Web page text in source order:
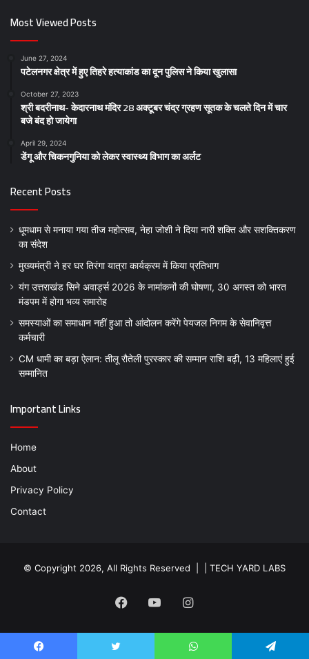
Most Viewed Posts
June 27, 2024
पटेलनगर क्षेत्र में हुए तिहरे हत्याकांड का दून पुलिस ने किया खुलासा
October 27, 2023
श्री बदरीनाथ- केदारनाथ मंदिर 28 अक्टूबर चंद्र ग्रहण सूतक के चलते दिन में चार
बजे बंद हो जायेगा
April 29, 2024
डेंगू और चिकनगुनिया को लेकर स्वास्थ्य विभाग का अर्लट
Recent Posts
धूमधाम से मनाया गया तीज महोत्सव, नेहा जोशी ने दिया नारी शक्ति और सशक्तिकरण
का संदेश
मुख्यमंत्री ने हर घर तिरंगा यात्रा कार्यक्रम में किया प्रतिभाग
यंग उत्तराखंड सिने अवार्ड्स 2026 के नामांकनों की घोषणा, 30 अगस्त को भारत
मंडपम में होगा भव्य समारोह
समस्याओं का समाधान नहीं हुआ तो आंदोलन करेंगे पेयजल निगम के सेवानिवृत्त
कर्मचारी
CM धामी का बड़ा ऐलान: तीलू रौतेली पुरस्कार की सम्मान राशि बढ़ी, 13 महिलाएं हुई
सम्मानित
Important Links
Home
About
Privacy Policy
Contact
© Copyright 2026, All Rights Reserved | | TECH YARD LABS
Facebook
YouTubeInstagram